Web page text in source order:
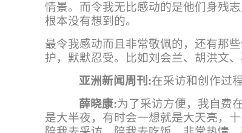
情景。而令我无比感动的是他们身残
根本没有想到的。
最令我感动而且非常敬佩的，还有那
护，默默忍受。比如刘会兰、胡洪文
亚洲新闻周刊 :在采访和创作过
薛晓康:为了采访方便，我自费
是大半夜，有时会一想就是大天亮，